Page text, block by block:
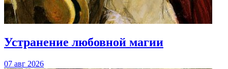
Устранение любовной магии
07 авг 2026